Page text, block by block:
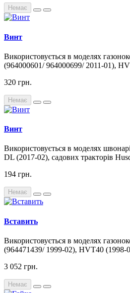
Немає
Винт
Використовується в моделях
(964000601/ 964000699/ 2011-01),
320 грн.
Немає
Винт
Використовується в моделях
DL (2017-02), садових тракторів
194 грн.
Немає
Вставить
Використовується в моделях
(964471439/ 1999-02), HVT40 (1998-
3 052 грн.
Немає